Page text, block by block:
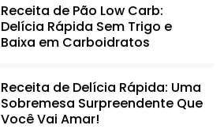
Receita de Pão Low Carb:
Delícia Rápida Sem Trigo e
Baixa em Carboidratos
Receita de Delícia Rápida: Uma
Sobremesa Surpreendente Que
Você Vai Amar!